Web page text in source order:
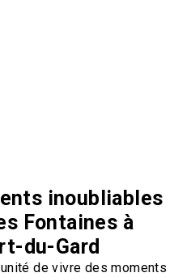
inoubliables
Fontaines à
du-Gard
de vivre des moments